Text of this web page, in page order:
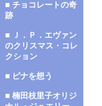
■ チョコレートの奇
跡
■ Ｊ．Ｐ．エヴァン
のクリスマス・コレ
クション
■ ピナを想う
■ 楠田枝里子オリジ